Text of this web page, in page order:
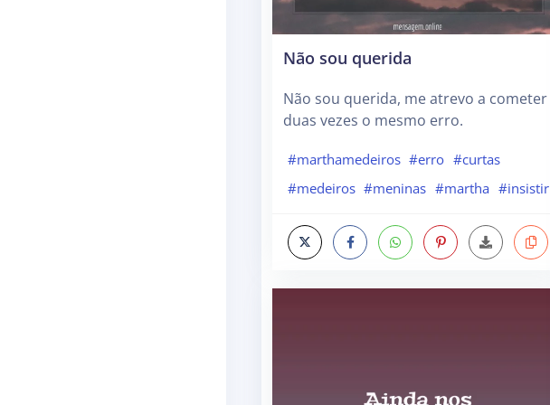
Não sou querida
Não sou querida, me atrevo a cometer
duas vezes o mesmo erro.
#marthamedeiros #erro #curtas
#medeiros #meninas #martha #insistir